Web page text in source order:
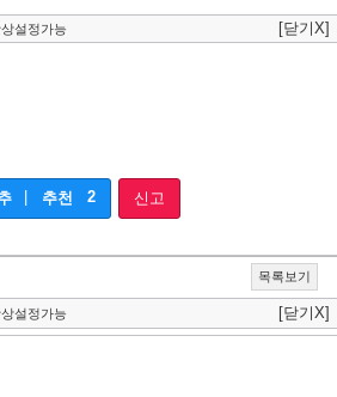
설정가능 [닫기X]
추천 2 신고
목록보기
설정가능 [닫기X]